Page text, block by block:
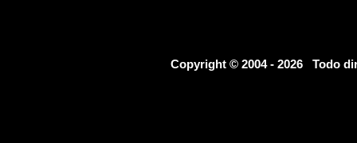
Copyright © 2004 - 2026 Todo